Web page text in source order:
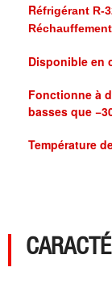
Réfrigérant R-
Disponible en
Fonctionne à
basses que
Température